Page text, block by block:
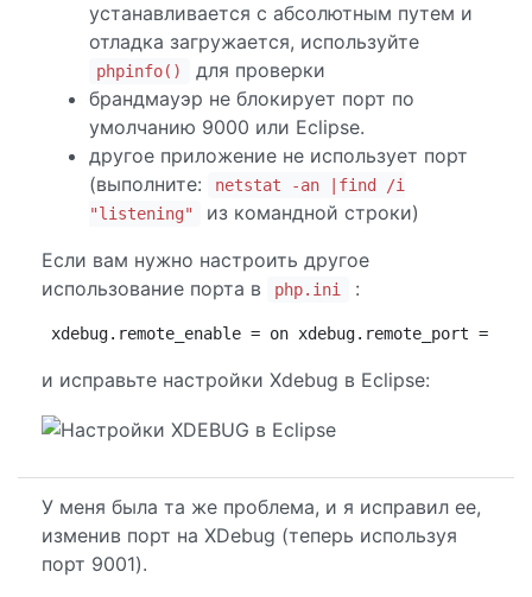
устанавливается с абсолютным путем и
отладка загружается, используйте
phpinfo()
для проверки
брандмауэр не блокирует порт по
умолчанию 9000 или Eclipse.
другое приложение не использует порт
(выполните:
netstat -an |find /i
"listening"
из командной строки)
Если вам нужно настроить другое
использование порта в
php.ini :
xdebug.remote_enable = on xdebug.remote_port =
и исправьте настройки Xdebug в Eclipse:
У меня была та же проблема, и я исправил ее,
изменив порт на XDebug (теперь используя
порт 9001).